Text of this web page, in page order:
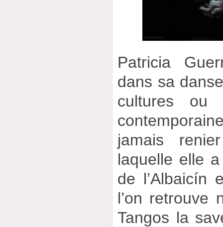
Patricia
dans sa
cultures ou
jamais
laquelle elle
de l’Albaicín
l’on retrouve
Tangos la